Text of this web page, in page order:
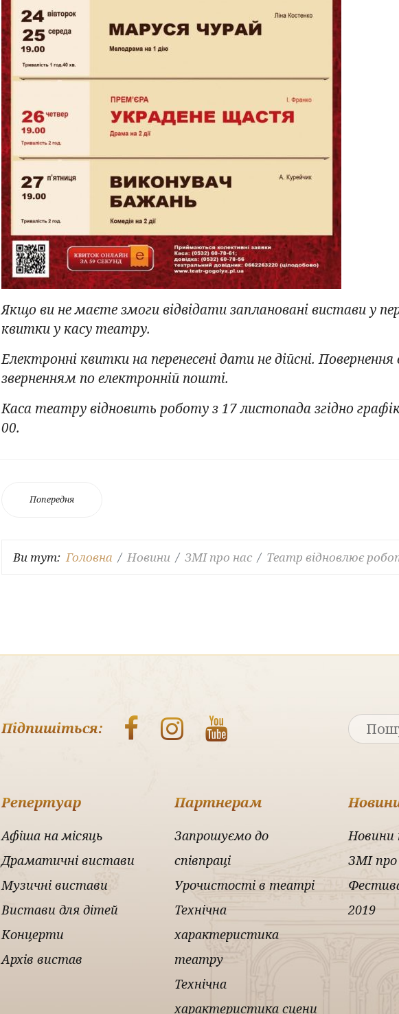
Якщо ви не маєте змоги відвідати заплановані вистави у
квитки у касу театру.
Електронні квитки на перенесені дати не дійсні.
зверненням по електронній пошті.
Каса театру відновить роботу з 17 листопада згідно
00.
Попередня
Ви тут:Головна Новини ЗМІ про нас Театр відновлює
Підпишіться:
Репертуар
Афіша на місяць
Драматичні вистави
Музичні вистави
Вистави для дітей
Концерти
Архів вистав
Партнерам
Запрошуємо до
співпраці
Урочистості в театрі
Технічна
характеристика
театру
Технічна
характеристика сцени
Новини
ЗМІ про
2019